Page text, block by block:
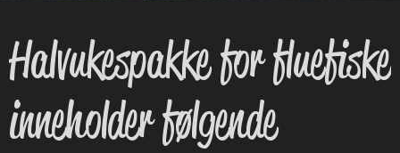
Halvukespakke for fluefiske
inneholder følgende